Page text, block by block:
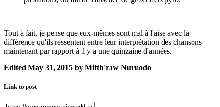
Tout à fait, je pense que eux-mêmes sont mal à l'aise avec la
différence qu'ils ressentent entre leur interprétation des chansons
maintenant par rapport à il y a une quinzaine d'années.
Edited May 31, 2015 by Mitth'raw Nuruodo
Link to post